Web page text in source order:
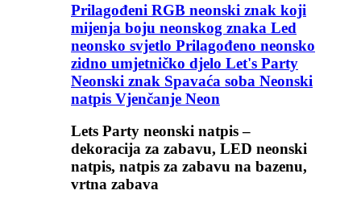
Prilagođeni RGB neonski znak koji
mijenja boju neonskog znaka Led
neonsko svjetlo Prilagođeno neonsko
zidno umjetničko djelo Let's Party
Neonski znak Spavaća soba Neonski
natpis Vjenčanje Neon
Lets Party neonski natpis –
dekoracija za zabavu, LED neonski
natpis, natpis za zabavu na bazenu,
vrtna zabava